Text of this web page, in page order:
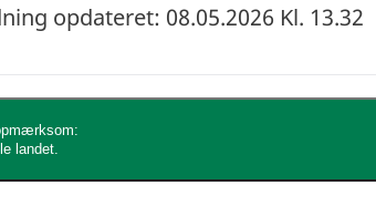
opdateret: 08.05.2026 Kl. 13.32
landet.